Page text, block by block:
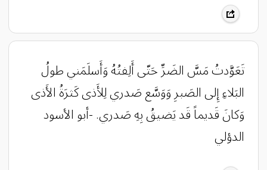
تَعَوَّدتُ مَسَّ الضَرِّ حَتّى أَلِفتُهُ وَأَسلَمَني طولُ
البَلاءِ إِلى الصَبرِ وَوَسَّع صَدري لِلأَذى كَثرَةُ الأَذى
وَكانَ قَديماً قَد يَضيقُ بِهِ صَدري. -أبو الأسود
الدؤلي